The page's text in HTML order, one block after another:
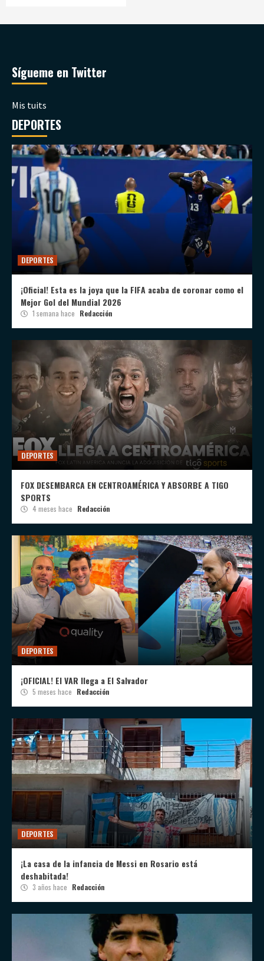
Sígueme en Twitter
Mis tuits
DEPORTES
DEPORTES
¡Oficial! Esta es la joya que la FIFA acaba de coronar como el
Mejor Gol del Mundial 2026
1 semana hace Redacción
DEPORTES
FOX DESEMBARCA EN CENTROAMÉRICA Y ABSORBE A TIGO
SPORTS
4 meses hace Redacción
DEPORTES
¡OFICIAL! El VAR llega a El Salvador
5 meses hace Redacción
DEPORTES
¡La casa de la infancia de Messi en Rosario está
deshabitada!
3 años hace Redacción